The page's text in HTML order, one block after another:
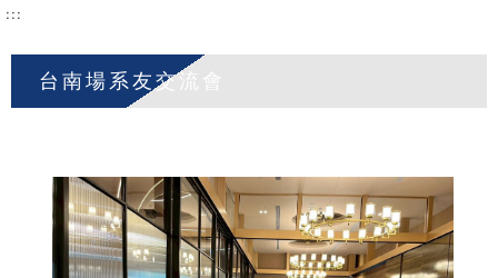
:::
台南場系友交流會